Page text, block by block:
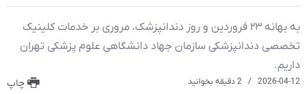
به بهانه ۲۳ فروردین و روز دندانپزشک، مروری بر خدمات کلینیک
تخصصی دندانپزشکی سازمان جهاد دانشگاهی علوم پزشکی تهران
داریم.
2026-04-12 چاپ